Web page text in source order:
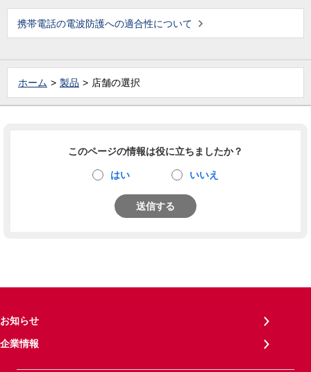
携帯電話の電波防護への適合性について
ホーム 製品 店舗の選択
このページの情報は役に立ちましたか？
はい いいえ
送信する
お知らせ
企業情報